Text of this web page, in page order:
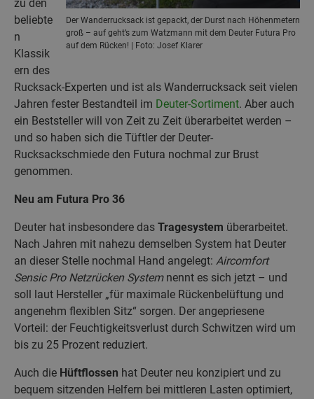
Der Wanderrucksack ist gepackt, der Durst nach Höhenmetern
groß – auf geht’s zum Watzmann mit dem Deuter Futura Pro
auf dem Rücken! | Foto: Josef Klarer
zu den
beliebte
n
Klassik
ern des
Rucksack-Experten und ist als Wanderrucksack seit vielen
Jahren fester Bestandteil im Deuter-Sortiment. Aber auch
ein Beststeller will von Zeit zu Zeit überarbeitet werden –
und so haben sich die Tüftler der Deuter-
Rucksackschmiede den Futura nochmal zur Brust
genommen.
Neu am Futura Pro 36
Deuter hat insbesondere das Tragesystem überarbeitet.
Nach Jahren mit nahezu demselben System hat Deuter
an dieser Stelle nochmal Hand angelegt: Aircomfort
Sensic Pro Netzrücken Systemnennt es sich jetzt – und
soll laut Hersteller „für maximale Rückenbelüftung und
angenehm flexiblen Sitz“ sorgen. Der angepriesene
Vorteil: der Feuchtigkeitsverlust durch Schwitzen wird um
bis zu 25 Prozent reduziert.
Auch die Hüftflossen hat Deuter neu konzipiert und zu
bequem sitzenden Helfern bei mittleren Lasten optimiert,